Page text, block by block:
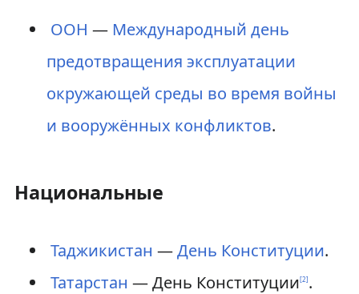
ООН — Международный день
предотвращения эксплуатации
окружающей среды во время войны
и вооружённых конфликтов.
Национальные
Таджикистан —День Конституции.
Татарстан — День Конституции[2].